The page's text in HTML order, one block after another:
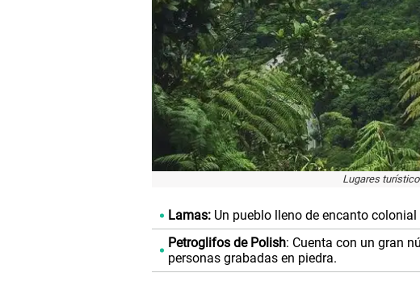
Lugares
Lamas: Un pueblo lleno de encanto
Petroglifos de Polish: Cuenta con un gran
personas grabadas en piedra.